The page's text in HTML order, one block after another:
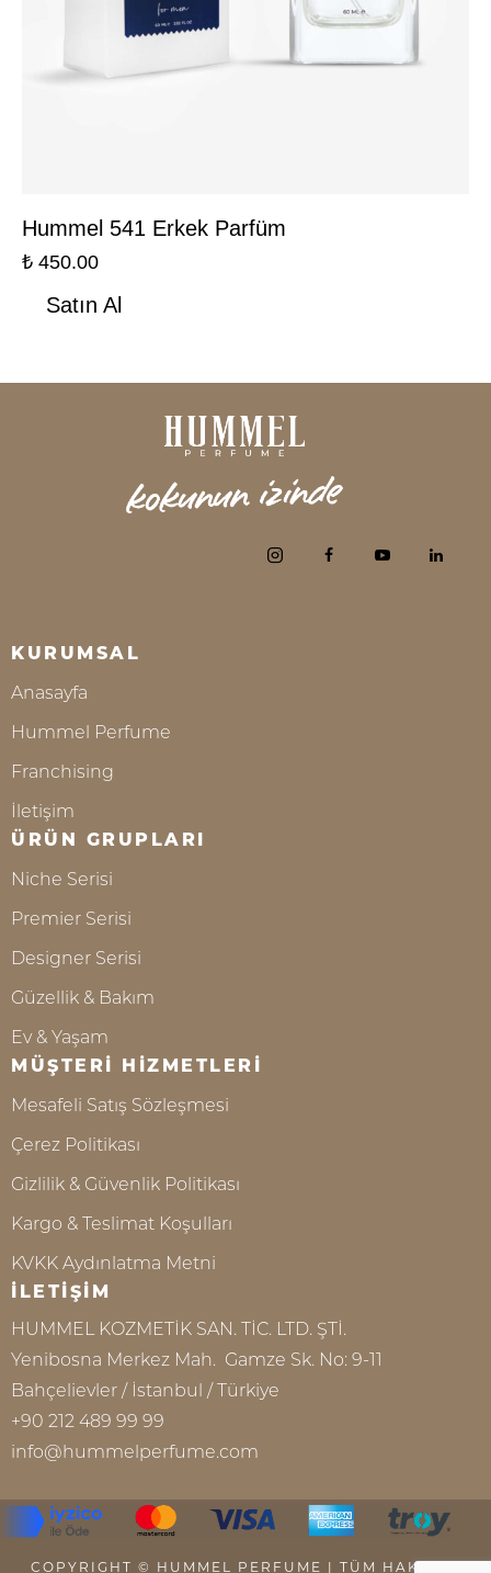
Hummel 541 Erkek Parfüm
₺ 450.00
Satın Al
KURUMSAL
Anasayfa
Hummel Perfume
Franchising
İletişim
ÜRÜN GRUPLARI
Niche Serisi
Premier Serisi
Designer Serisi
Güzellik & Bakım
Ev & Yaşam
MÜŞTERİ HİZMETLERİ
Mesafeli Satış Sözleşmesi
Çerez Politikası
Gizlilik & Güvenlik Politikası
Kargo & Teslimat Koşulları
KVKK Aydınlatma Metni
İLETİŞİM
HUMMEL KOZMETİK SAN. TİC. LTD. ŞTİ.
Yenibosna Merkez Mah. Gamze Sk. No: 9-11
Bahçelievler / İstanbul / Türkiye
+90 212 489 99 99
info@hummelperfume.com
COPYRIGHT © HUMMEL PERFUME | TÜM HAKKI